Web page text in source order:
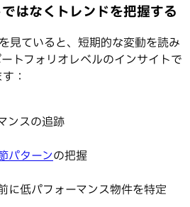
はなくトレンドを把握する
見ていると、短期的な変動を読み
トフォリオレベルのインサイトで
：
ンスの追跡
パターンの把握
に低パフォーマンス物件を特定